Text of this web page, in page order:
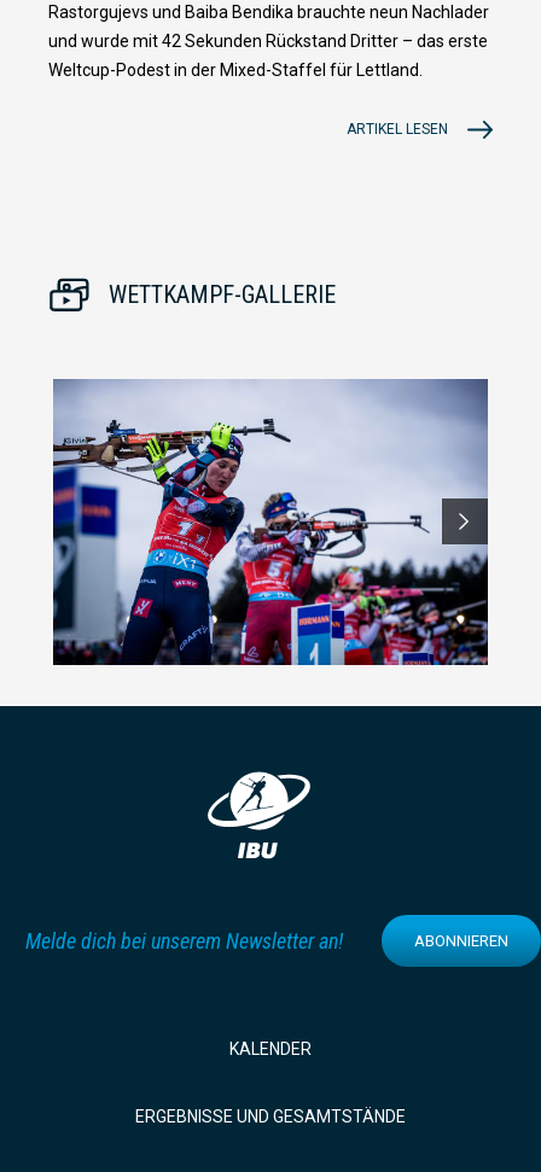
Rastorgujevs und Baiba Bendika brauchte neun Nachlader
und wurde mit 42 Sekunden Rückstand Dritter – das erste
Weltcup-Podest in der Mixed-Staffel für Lettland.
ARTIKEL LESEN
WETTKAMPF-GALLERIE
Melde dich bei unserem Newsletter an! ABONNIEREN
KALENDER
ERGEBNISSE UND GESAMTSTÄNDE